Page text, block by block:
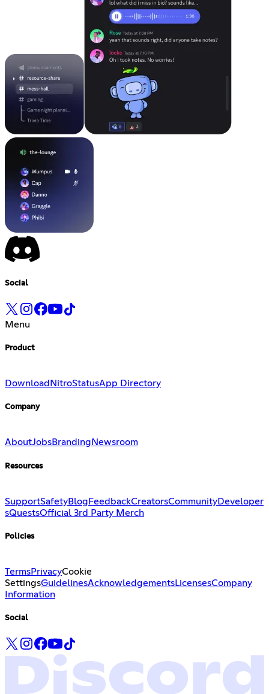
Social
Menu
Product
Download NitroStatusApp Directory
Company
AboutJobsBranding Newsroom
Resources
SupportSafetyBlog FeedbackCreatorsCommunityDeveloper
sQuestsOfficial 3rd Party Merch
Policies
TermsPrivacyCookie
SettingsGuidelinesAcknowledgementsLicensesCompany
Information
Social